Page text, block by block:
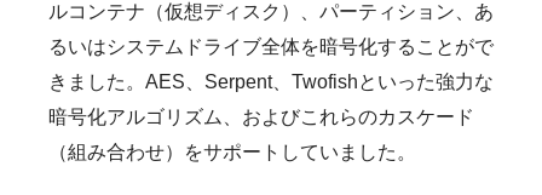
ルコンテナ（仮想ディスク）、パーティション、あ
るいはシステムドライブ全体を暗号化することがで
きました。AES、Serpent、Twofishといった強力な
暗号化アルゴリズム、およびこれらのカスケード
（組み合わせ）をサポートしていました。